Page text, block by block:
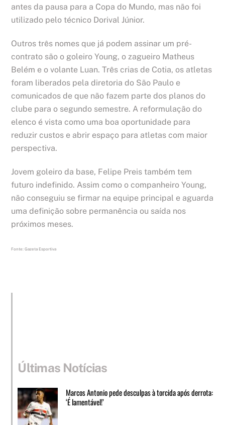
antes da pausa para a Copa do Mundo, mas não foi
utilizado pelo técnico Dorival Júnior.
Outros três nomes que já podem assinar um pré-
contrato são o goleiro Young, o zagueiro Matheus
Belém e o volante Luan. Três crias de Cotia, os atletas
foram liberados pela diretoria do São Paulo e
comunicados de que não fazem parte dos planos do
clube para o segundo semestre. A reformulação do
elenco é vista como uma boa oportunidade para
reduzir custos e abrir espaço para atletas com maior
perspectiva.
Jovem goleiro da base, Felipe Preis também tem
futuro indefinido. Assim como o companheiro Young,
não conseguiu se firmar na equipe principal e aguarda
uma definição sobre permanência ou saída nos
próximos meses.
Fonte: Gazeta Esportiva
Últimas Notícias
Marcos Antonio pede desculpas à torcida após derrota:
‘É lamentável!’